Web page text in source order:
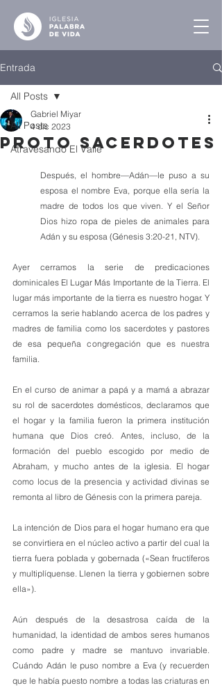
Entrada
All Posts
Atravesando El Valle
All Posts
Proto Sacerdotes
Gabriel Miyar
4 dic 2023
Después, el hombre—Adán—le puso a su
esposa el nombre Eva, porque ella sería la
madre de todos los que viven. Y el Señor
Dios hizo ropa de pieles de animales para
Adán y su esposa (Génesis 3:20-21, NTV).
Ayer cerramos la serie de predicaciones
dominicales El Lugar Más Importante de la Tierra. El
lugar más importante de la tierra es nuestro hogar. Y
cerramos la serie hablando acerca de los padres y
madres de familia como los sacerdotes y pastores
de esa pequeña congregación que es nuestra
familia.
En el curso de animar a papá y a mamá a abrazar
su rol de sacerdotes domésticos, declaramos que
el hogar y la familia fueron la primera institución
humana que Dios creó. Antes, incluso, de la
formación del pueblo escogido por medio de
Abraham, y mucho antes de la iglesia. El hogar
como locus de la presencia y actividad divinas se
remonta al libro de Génesis con la primera pareja.
La intención de Dios para el hogar humano era que
se convirtiera en el núcleo activo a partir del cual la
tierra fuera poblada y gobernada («Sean fructíferos
y multiplíquense. Llenen la tierra y gobiernen sobre
ella»).
Aún después de la desastrosa caída de la
humanidad, la identidad de ambos seres humanos
como padre y madre se mantuvo invariable.
Cuándo Adán le puso nombre a Eva (y recuerden
que le había puesto nombre a todas las criaturas en